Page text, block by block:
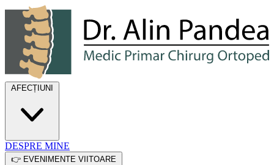
Dr. Alin Pandea
AFECȚIUNI
DESPRE MINE
👉 EVENIMENTE VIITOARE